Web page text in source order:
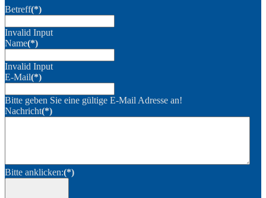
Betreff(*)
Invalid Input
Name(*)
Invalid Input
E-Mail(*)
Bitte geben Sie eine gültige E-Mail Adresse an!
Nachricht(*)
Bitte anklicken:(*)